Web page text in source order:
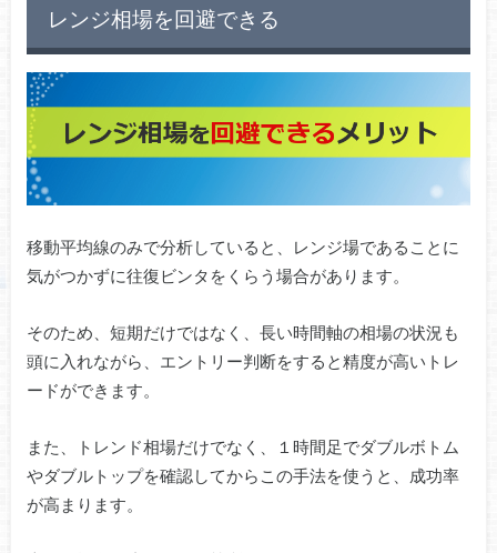
レンジ相場を回避できる
移動平均線のみで分析していると、レンジ場であることに
気がつかずに往復ビンタをくらう場合があります。
そのため、短期だけではなく、長い時間軸の相場の状況も
頭に入れながら、エントリー判断をすると精度が高いトレ
ードができます。
また、トレンド相場だけでなく、１時間足でダブルボトム
やダブルトップを確認してからこの手法を使うと、成功率
が高まります。